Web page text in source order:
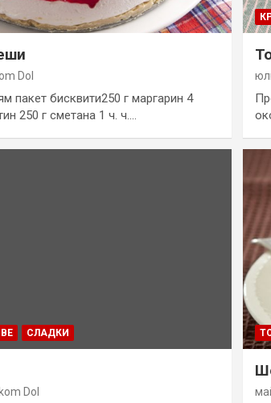
Dol
пакет бисквити250 г маргарин 4
250 г сметана 1 ч. ч.…
СЛАДКИ
Dol